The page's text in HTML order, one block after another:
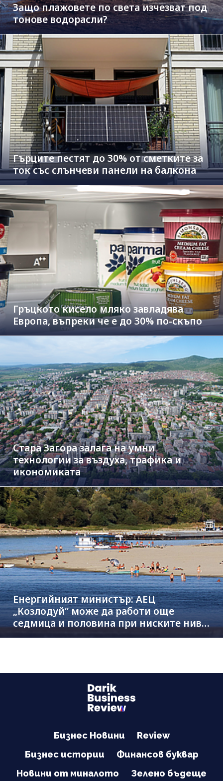
Защо плажовете по света изчезват под
тонове водорасли?
Гърците пестят до 30% от сметките за
ток със слънчеви панели на балкона
Гръцкото кисело мляко завладява
Европа, въпреки че е до 30% по-скъпо
Стара Загора залага на умни
технологии за въздуха, трафика и
икономиката
Енергийният министър: АЕЦ
„Козлодуй“ може да работи още
седмица и половина при ниските нива
на Дунав
Бизнес Новини
Review
Бизнес истории
Финансов буквар
Новини от миналото
Зелено бъдеще